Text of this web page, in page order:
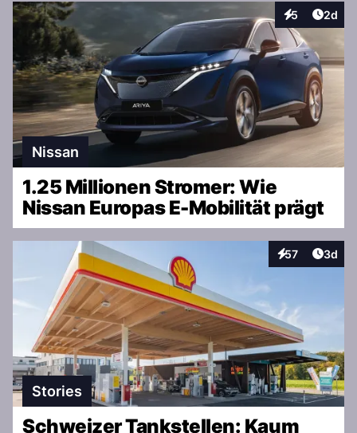
5
Interaktionen
2d
Nissan
1.25 Millionen Stromer: Wie
Nissan Europas E-Mobilität prägt
57
Interaktionen
3d
Stories
Schweizer Tankstellen: Kaum